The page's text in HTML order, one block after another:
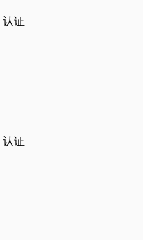
认证
认证